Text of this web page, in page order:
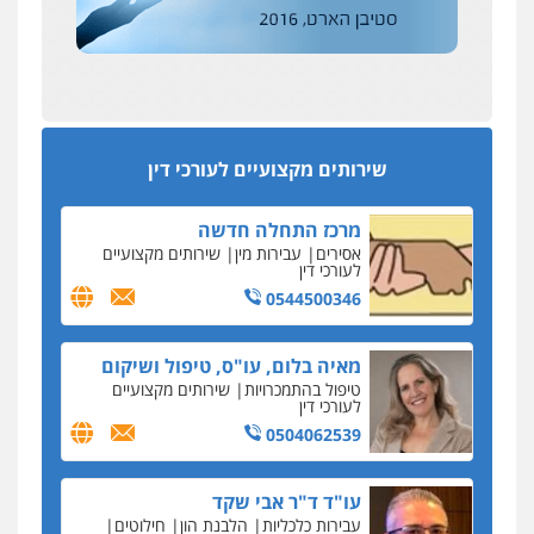
שירותים מקצועיים לעורכי דין
מקצועיים לעורכי דין
0544500346
מאיה בלום, עו"ס, טיפול ושיקום
טיפול בהתמכרויות
לעורכי דין
0504062539
עו"ד ד"ר אבי שקד
עבירות כלכליות
עבירות פליליות
0544385337
איתי חקירות – שירותים לעורכי דין
מפקח במס הכנסה ועורך-דין חשודים בהצהרה כוזבת
על עסקת נדל"ן בצפון
כתב אישום: יו"ר ש"ס לשעבר בחיפה וסינדיקאט
ההלוואות של משפחת הרינג
הפרקליטות: הרב נתנאל חייק ואביו הרב אריה חייק
שמשו אנשי
החשוד ברצח עו"ד ארבל פלדמן טען לרקע נפשי
ושתק בחקירתו
בבית המשפט התברר כי לחשוד, אחמד אלרג'וב
מרמלה, לא נערכה
יחסי עו"ד לקוח
עורכת דין נעצרה בחשד להעברת סם לנאשם בכלא
דבר למיקרופון